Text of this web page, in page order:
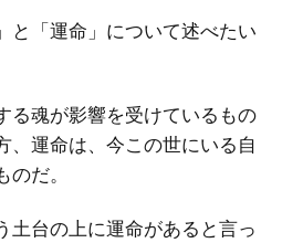
と「運命」について述べたい
る魂が影響を受けているもの
、運命は、今この世にいる自
だ。
土台の上に運命があると言っ